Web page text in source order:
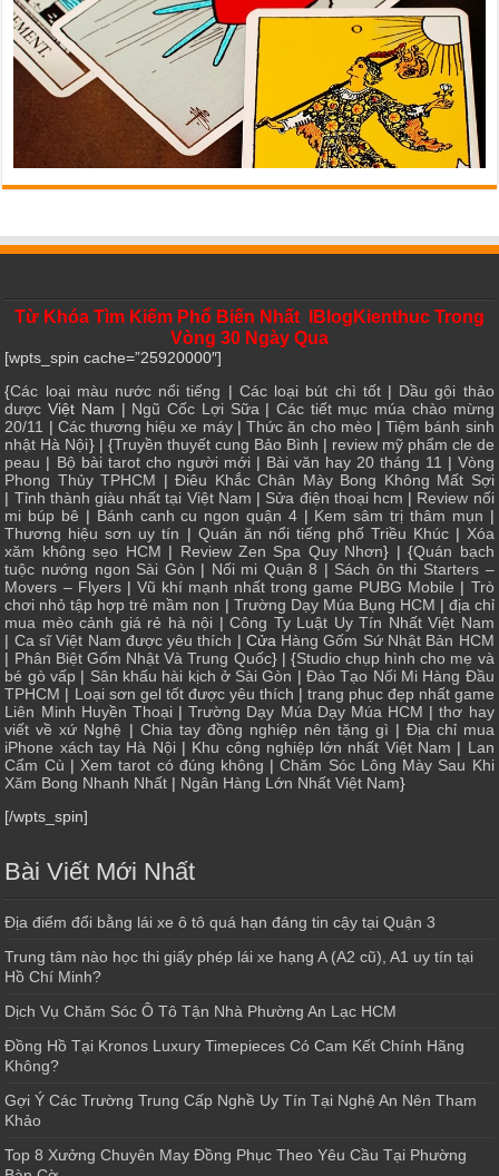
Từ Khóa Tìm Kiếm Phổ Biến Nhất IBlogKienthuc Trong
Vòng 30 Ngày Qua
[wpts_spin cache=”25920000″]
{Các loại màu nước nổi tiếng | Các loại bút chì tốt| Dầu gội thảo
dược Việt Nam | Ngũ Cốc Lợi Sữa| Các tiết mục múa chào mừng
20/11 | Các thương hiệu xe máy|Thức ăn cho mèo|Tiệm bánh sinh
nhật Hà Nội} | {Truyền thuyết cung Bảo Bình | review mỹ phẩm cle de
peau | Bộ bài tarot cho người mới| Bài văn hay 20 tháng 11 | Vòng
Phong Thủy TPHCM |Điêu Khắc Chân Mày Bong Không Mất Sợi
| Tỉnh thành giàu nhất tại Việt Nam | Sửa điện thoại hcm | Review nối
mi búp bê | Bánh canh cu ngon quận 4| Kem sâm trị thâm mụn |
Thương hiệu sơn uy tín | Quán ăn nổi tiếng phố Triều Khúc| Xóa
xăm không sẹo HCM | Review Zen Spa Quy Nhơn} | {Quán bạch
tuộc nướng ngon Sài Gòn | Nối mi Quận 8 | Sách ôn thi Starters –
Movers – Flyers| Vũ khí mạnh nhất trong game PUBG Mobile | Trò
chơi nhỏ tập hợp trẻ mầm non | Trường Dạy Múa Bụng HCM | địa chỉ
mua mèo cảnh giá rẻ hà nội |Công Ty Luật Uy Tín Nhất Việt Nam
| Ca sĩ Việt Nam được yêu thích | Cửa Hàng Gốm Sứ Nhật Bản HCM
| Phân Biệt Gốm Nhật Và Trung Quốc} | {Studio chụp hình cho mẹ và
bé gò vấp | Sân khấu hài kịch ở Sài Gòn |Đào Tạo Nối Mi Hàng Đầu
TPHCM | Loại sơn gel tốt được yêu thích | trang phục đẹp nhất game
Liên Minh Huyền Thoại|Trường Dạy Múa Dạy Múa HCM |thơ hay
viết về xứ Nghệ | Chia tay đồng nghiệp nên tặng gì | Địa chỉ mua
iPhone xách tay Hà Nội| Khu công nghiệp lớn nhất Việt Nam | Lan
Cẩm Cù |Xem tarot có đúng không |Chăm Sóc Lông Mày Sau Khi
Xăm Bong Nhanh Nhất | Ngân Hàng Lớn Nhất Việt Nam}
[/wpts_spin]
Bài Viết Mới Nhất
Địa điểm đổi bằng lái xe ô tô quá hạn đáng tin cậy tại Quận 3
Trung tâm nào học thi giấy phép lái xe hạng A (A2 cũ), A1 uy tín tại
Hồ Chí Minh?
Dịch Vụ Chăm Sóc Ô Tô Tận Nhà Phường An Lạc HCM
Đồng Hồ Tại Kronos Luxury Timepieces Có Cam Kết Chính Hãng
Không?
Gợi Ý Các Trường Trung Cấp Nghề Uy Tín Tại Nghệ An Nên Tham
Khảo
Top 8 Xưởng Chuyên May Đồng Phục Theo Yêu Cầu Tại Phường